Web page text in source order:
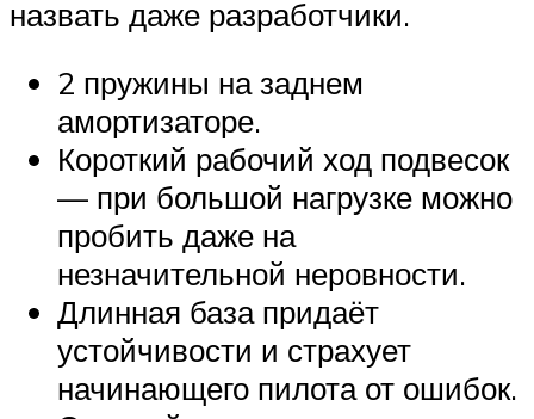
назвать даже разработчики.
2 пружины на заднем
амортизаторе.
Короткий рабочий ход подвесок
— при большой нагрузке можно
пробить даже на
незначительной неровности.
Длинная база придаёт
устойчивости и страхует
начинающего пилота от ошибок.